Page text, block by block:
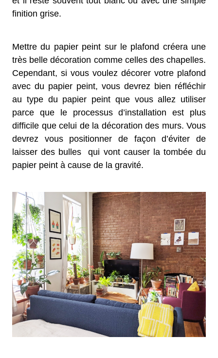
finition grise.
Mettre du papier peint sur le plafond créera une
très belle décoration comme celles des chapelles.
Cependant, si vous voulez décorer votre plafond
avec du papier peint, vous devrez bien réfléchir
au type du papier peint que vous allez utiliser
parce que le processus d’installation est plus
difficile que celui de la décoration des murs. Vous
devrez vous positionner de façon d’éviter de
laisser des bulles qui vont causer la tombée du
papier peint à cause de la gravité.